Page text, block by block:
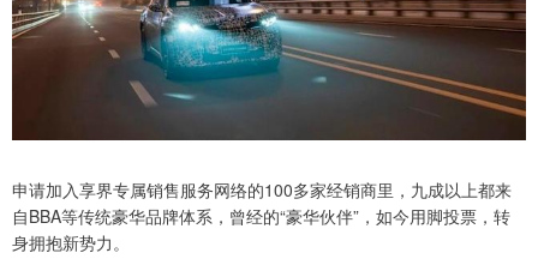
申请加入享界专属销售服务网络的100多家经销商里，九成以上都来
自BBA等传统豪华品牌体系，曾经的“豪华伙伴”，如今用脚投票，转
身拥抱新势力。